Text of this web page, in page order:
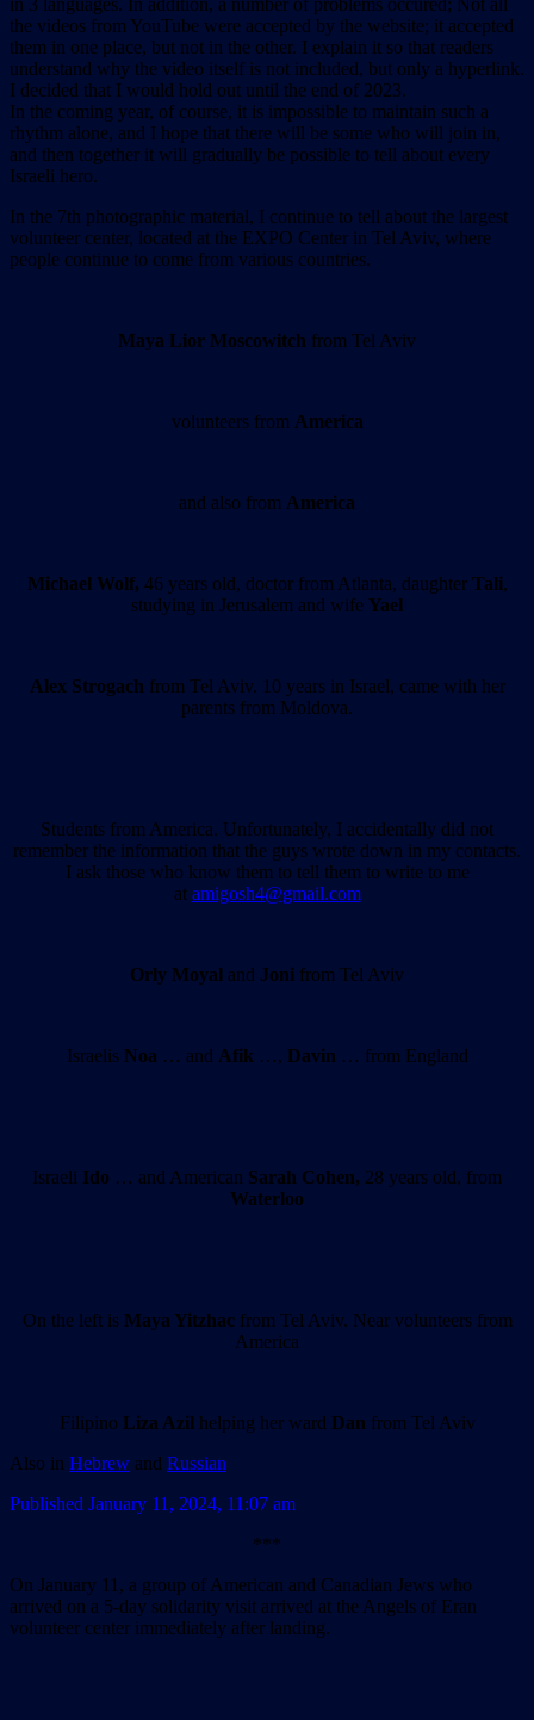
in 3 languages. In addition, a number of problems occured; Not all
the videos from YouTube were accepted by the website; it accepted
them in one place, but not in the other. I explain it so that readers
understand why the video itself is not included, but only a hyperlink.
I decided that I would hold out until the end of 2023.
In the coming year, of course, it is impossible to maintain such a
rhythm alone, and I hope that there will be some who will join in,
and then together it will gradually be possible to tell about every
Israeli hero.
In the 7th photographic material, I continue to tell about the largest
volunteer center, located at the EXPO Center in Tel Aviv, where
people continue to come from various countries.
Maya Lior Moscowitch from Tel Aviv
volunteers from America
and also from America
Michael Wolf, 46 years old, doctor from Atlanta, daughter Tali,
studying in Jerusalem and wife Yael
Alex Strogach from Tel Aviv. 10 years in Israel, came with her
parents from Moldova.
Students from America. Unfortunately, I accidentally did not
remember the information that the guys wrote down in my contacts.
I ask those who know them to tell them to write to me
at amigosh4@gmail.com
Orly Moyal and Joni from Tel Aviv
Israelis Noa … and Afik …, Davin … from England
Israeli Ido … and American Sarah Cohen, 28 years old, from
Waterloo
On the left is Maya Yitzhacfrom Tel Aviv. Near volunteers from
America
Filipino Liza Azil helping her ward Dan from Tel Aviv
Also in Hebrew and Russian
Published January 11, 2024, 11:07 am
***
On January 11, a group of American and Canadian Jews who
arrived on a 5-day solidarity visit arrived at the Angels of Eran
volunteer center immediately after landing.